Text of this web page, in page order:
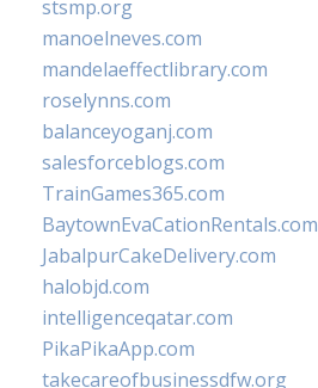
stsmp.org
manoelneves.com
mandelaeffectlibrary.com
roselynns.com
balanceyoganj.com
salesforceblogs.com
TrainGames365.com
BaytownEvaCationRentals.com
JabalpurCakeDelivery.com
halobjd.com
intelligenceqatar.com
PikaPikaApp.com
takecareofbusinessdfw.org